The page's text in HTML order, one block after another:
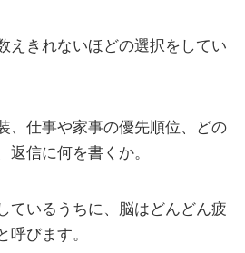
えきれないほどの選択をしてい
、仕事や家事の優先順位、どの
返信に何を書くか。
ているうちに、脳はどんどん疲
呼びます。